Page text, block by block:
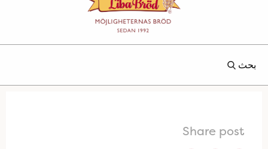
بحث
Share post